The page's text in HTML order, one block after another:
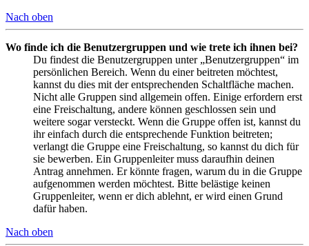
Nach oben
Wo finde ich die Benutzergruppen und wie trete ich ihnen bei?
Du findest die Benutzergruppen unter „Benutzergruppen“ im
persönlichen Bereich. Wenn du einer beitreten möchtest,
kannst du dies mit der entsprechenden Schaltfläche machen.
Nicht alle Gruppen sind allgemein offen. Einige erfordern erst
eine Freischaltung, andere können geschlossen sein und
weitere sogar versteckt. Wenn die Gruppe offen ist, kannst du
ihr einfach durch die entsprechende Funktion beitreten;
verlangt die Gruppe eine Freischaltung, so kannst du dich für
sie bewerben. Ein Gruppenleiter muss daraufhin deinen
Antrag annehmen. Er könnte fragen, warum du in die Gruppe
aufgenommen werden möchtest. Bitte belästige keinen
Gruppenleiter, wenn er dich ablehnt, er wird einen Grund
dafür haben.
Nach oben